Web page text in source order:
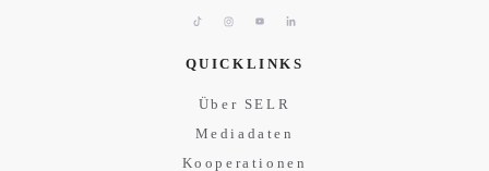
QUICKLINKS
Über SELR
Mediadaten
Kooperationen